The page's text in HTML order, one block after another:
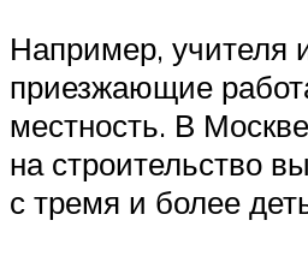
Например, учителя
приезжающие
местность. В
на строительство
с тремя и более